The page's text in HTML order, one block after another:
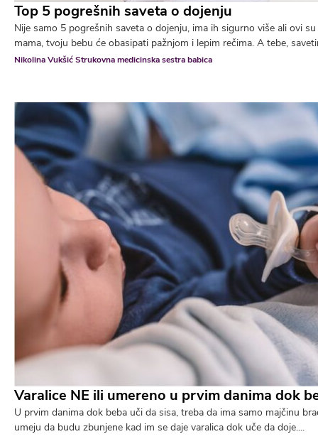
Top 5 pogrešnih saveta o dojenju
Nije samo 5 pogrešnih saveta o dojenju, ima ih sigurno više ali ovi
mama, tvoju bebu će obasipati pažnjom i lepim rečima. A tebe,
Nikolina Vukšić Strukovna medicinska sestra babica
Varalice NE ili umereno u prvim danima dok
U prvim danima dok beba uči da sisa, treba da ima samo majčinu
umeju da budu zbunjene kad im se daje varalica dok uče da doje....